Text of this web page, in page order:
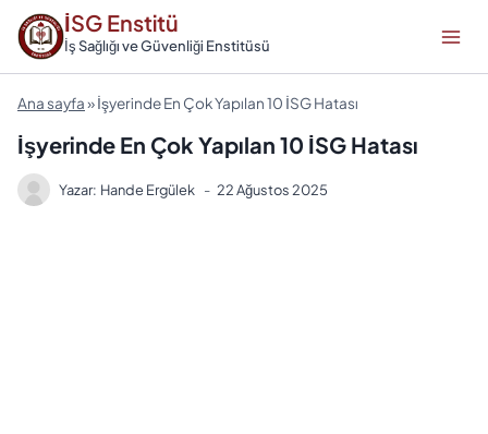
Skip
content
İSG Enstitü
İş Sağlığı ve Güvenliği Enstitüsü
Ana sayfa»İşyerinde En Çok Yapılan 10 İSG Hatası
İşyerinde En Çok Yapılan 10 İSG Hatası
Yazar: Hande Ergülek 22 Ağustos 2025